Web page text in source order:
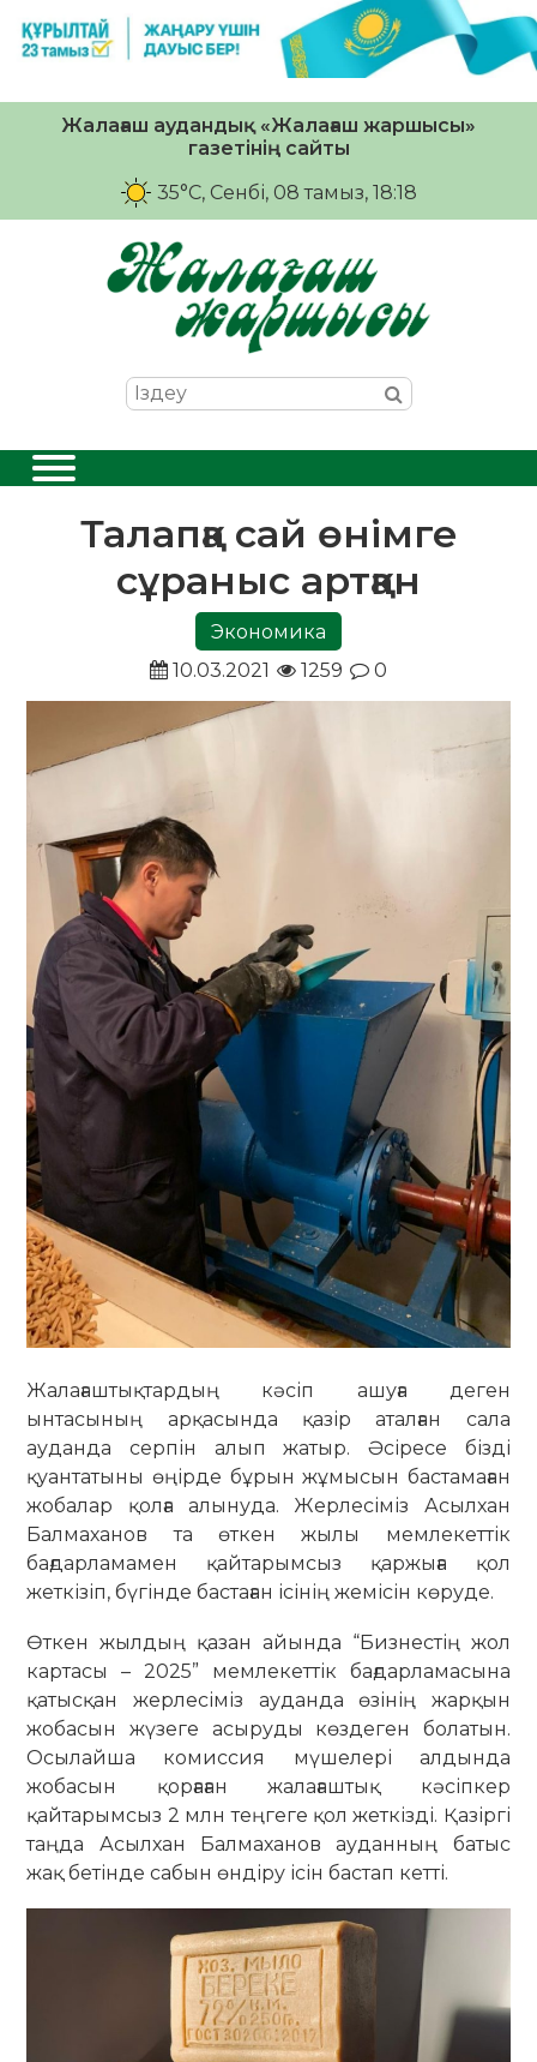
Жалағаш аудандық «Жалағаш жаршысы»
газетінің сайты
35°C, Сенбі, 08 тамыз, 18:18
Талапқа сай өнімге
сұраныс артқан
Экономика
10.03.2021
1259 0
Жалағаштықтардың кәсіп ашуға деген
ынтасының арқасында қазір аталған сала
ауданда серпін алып жатыр. Әсіресе бізді
қуантатыны өңірде бұрын жұмысын бастамаған
жобалар қолға алынуда. Жерлесіміз Асылхан
Балмаханов та өткен жылы мемлекеттік
бағдарламамен қайтарымсыз қаржыға қол
жеткізіп, бүгінде бастаған ісінің жемісін көруде.
Өткен жылдың қазан айында “Бизнестің жол
картасы – 2025” мемлекеттік бағдарламасына
қатысқан жерлесіміз ауданда өзінің жарқын
жобасын жүзеге асыруды көздеген болатын.
Осылайша комиссия мүшелері алдында
жобасын қорғаған жалағаштық кәсіпкер
қайтарымсыз 2 млн теңгеге қол жеткізді. Қазіргі
таңда Асылхан Балмаханов ауданның батыс
жақ бетінде сабын өндіру ісін бастап кетті.